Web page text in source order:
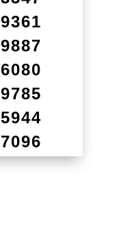
9361
9887
6080
9785
5944
7096